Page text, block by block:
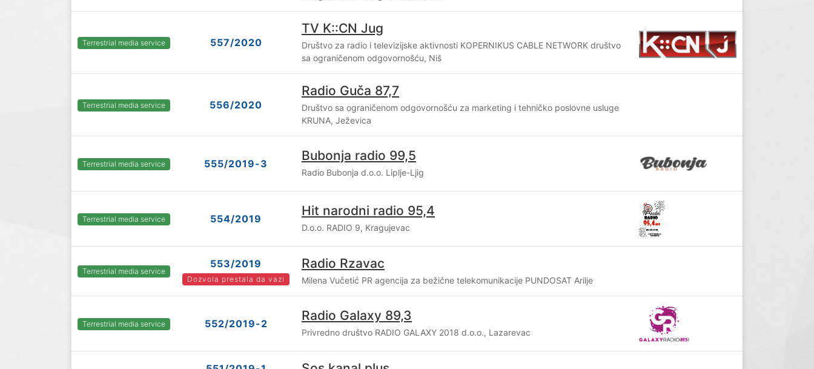
Terrestrial media service 557/2020
TV K::CN Jug
Društvo za radio i televizijske aktivnosti KOPERNIKUS CABLE NETWORK društvo
sa ograničenom odgovornošću, Niš
Terrestrial media service 556/2020
Radio Guča 87,7
Društvo sa ograničenom odgovornošću za marketing i tehničko poslovne usluge
KRUNA, Ježevica
Terrestrial media service 555/2019-3
Bubonja radio 99,5
Radio Bubonja d.o.o. Liplje-Ljig
Terrestrial media service 554/2019
Hit narodni radio 95,4
D.o.o. RADIO 9, Kragujevac
Terrestrial media service
553/2019
Dozvola prestala da vazi
Radio Rzavac
Milena Vučetić PR agencija za bežične telekomunikacije PUNDOSAT Arilje
Terrestrial media service 552/2019-2
Radio Galaxy 89,3
Privredno društvo RADIO GALAXY 2018 d.o.o., Lazarevac